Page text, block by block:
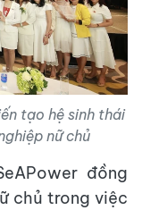
tạo hệ sinh thái
nữ chủ
đồng
chủ trong việc